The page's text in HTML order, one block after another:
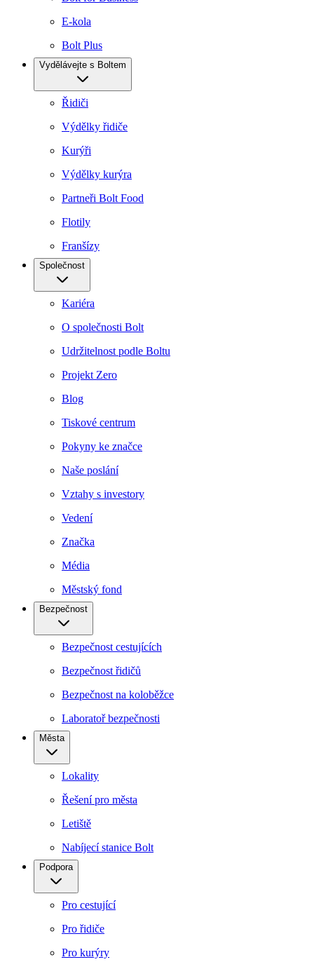
E-kola
Bolt Plus
Vydělávejte s Boltem
Řidiči
Výdělky řidiče
Kurýři
Výdělky kurýra
Partneři Bolt Food
Flotily
Franšízy
Společnost
Kariéra
O společnosti Bolt
Udržitelnost podle Boltu
Projekt Zero
Blog
Tiskové centrum
Pokyny ke značce
Naše poslání
Vztahy s investory
Vedení
Značka
Média
Městský fond
Bezpečnost
Bezpečnost cestujících
Bezpečnost řidičů
Bezpečnost na koloběžce
Laboratoř bezpečnosti
Města
Lokality
Řešení pro města
Letiště
Nabíjecí stanice Bolt
Podpora
Pro cestující
Pro řidiče
Pro kurýry